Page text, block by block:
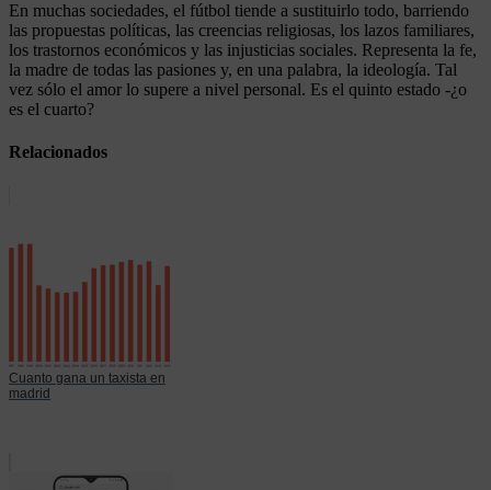
En muchas sociedades, el fútbol tiende a sustituirlo todo, barriendo
las propuestas políticas, las creencias religiosas, los lazos familiares,
los trastornos económicos y las injusticias sociales. Representa la fe,
la madre de todas las pasiones y, en una palabra, la ideología. Tal
vez sólo el amor lo supere a nivel personal. Es el quinto estado -¿o
es el cuarto?
Relacionados
Cuanto gana un taxista en
madrid